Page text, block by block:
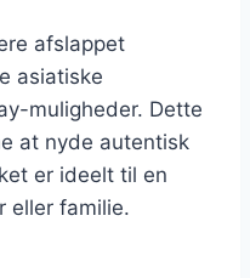
afslappet
asiatiske
muligheder. Dette
at nyde autentisk
er ideelt til en
eller familie.